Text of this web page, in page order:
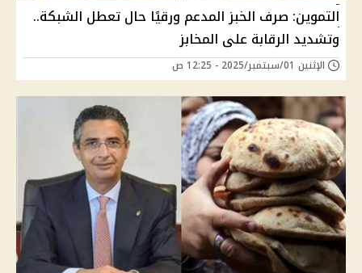
التموين: صرف الخبز المدعم ورقيًا حال تعطل الشبكة..
وتشديد الرقابة على المخابز
الإثنين 01/سبتمبر/2025 - 12:25 ص